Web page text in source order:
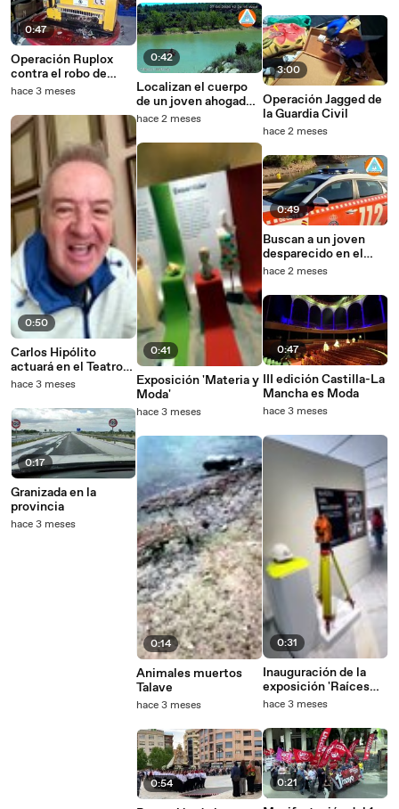
0:47
Operación Ruplox
contra el robo de
cable de cobre.
hace 3 meses
0:50
Carlos Hipólito
actuará en el Teatro
Circo
hace 3 meses
0:17
Granizada en la
provincia
hace 3 meses
0:42
Localizan el cuerpo
de un joven ahogado
en el pantano de
hace 2 meses
0:41
Exposición 'Materia y
Moda'
hace 3 meses
0:14
Animales muertos
Talave
hace 3 meses
0:54
3:00
Operación Jagged de
la Guardia Civil
hace 2 meses
0:49
Buscan a un joven
desparecido en el
pantano de Almansa.
hace 2 meses
0:47
III edición Castilla-La
Mancha es Moda
hace 3 meses
0:31
Inauguración de la
exposición 'Raíces
del progreso'
hace 3 meses
0:21